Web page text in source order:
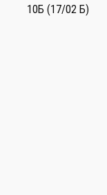
10Б (17/02 Б)